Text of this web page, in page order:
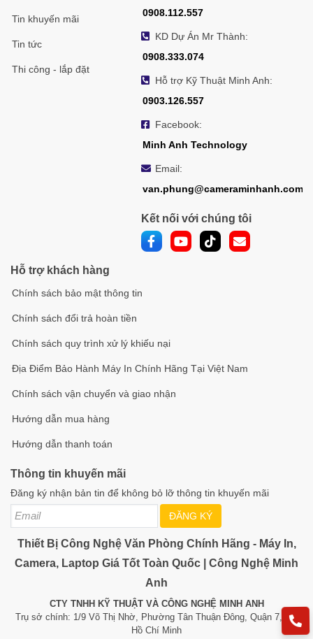
Tin khuyến mãi
Tin tức
Thi công - lắp đặt
0908.112.557
KD Dự Án Mr Thành:
0908.333.074
Hỗ trợ Kỹ Thuật Minh Anh:
0903.126.557
Facebook:
Minh Anh Technology
Email:
van.phung@cameraminhanh.com
Kết nối với chúng tôi
Hỗ trợ khách hàng
Chính sách bảo mật thông tin
Chính sách đổi trả hoàn tiền
Chính sách quy trình xử lý khiếu nại
Địa Điểm Bảo Hành Máy In Chính Hãng Tại Việt Nam
Chính sách vận chuyển và giao nhận
Hướng dẫn mua hàng
Hướng dẫn thanh toán
Thông tin khuyến mãi
Đăng ký nhận bản tin để không bỏ lỡ thông tin khuyến mãi
ĐĂNG KÝ
Thiết Bị Công Nghệ Văn Phòng Chính Hãng - Máy In,
Camera, Laptop Giá Tốt Toàn Quốc | Công Nghệ Minh
Anh
CTY TNHH KỸ THUẬT VÀ CÔNG NGHỆ MINH ANH
Trụ sở chính: 1/9 Võ Thị Nhờ, Phường Tân Thuận Đông, Quận 7, TP.
Hồ Chí Minh